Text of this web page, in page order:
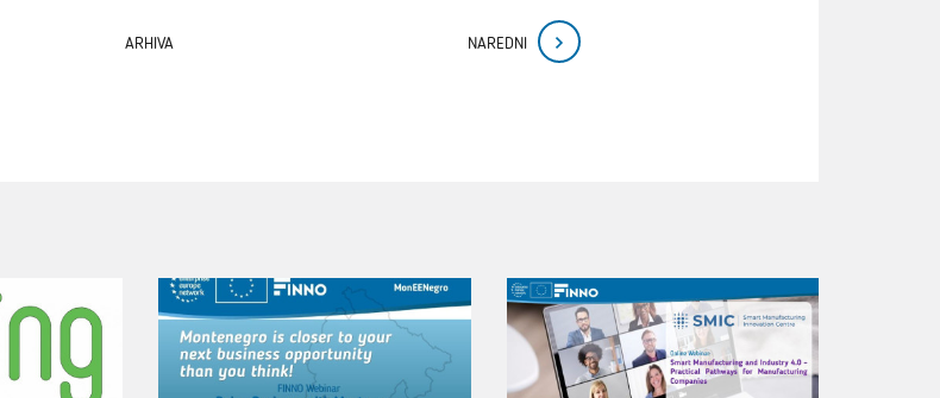
ARHIVA NAREDNI